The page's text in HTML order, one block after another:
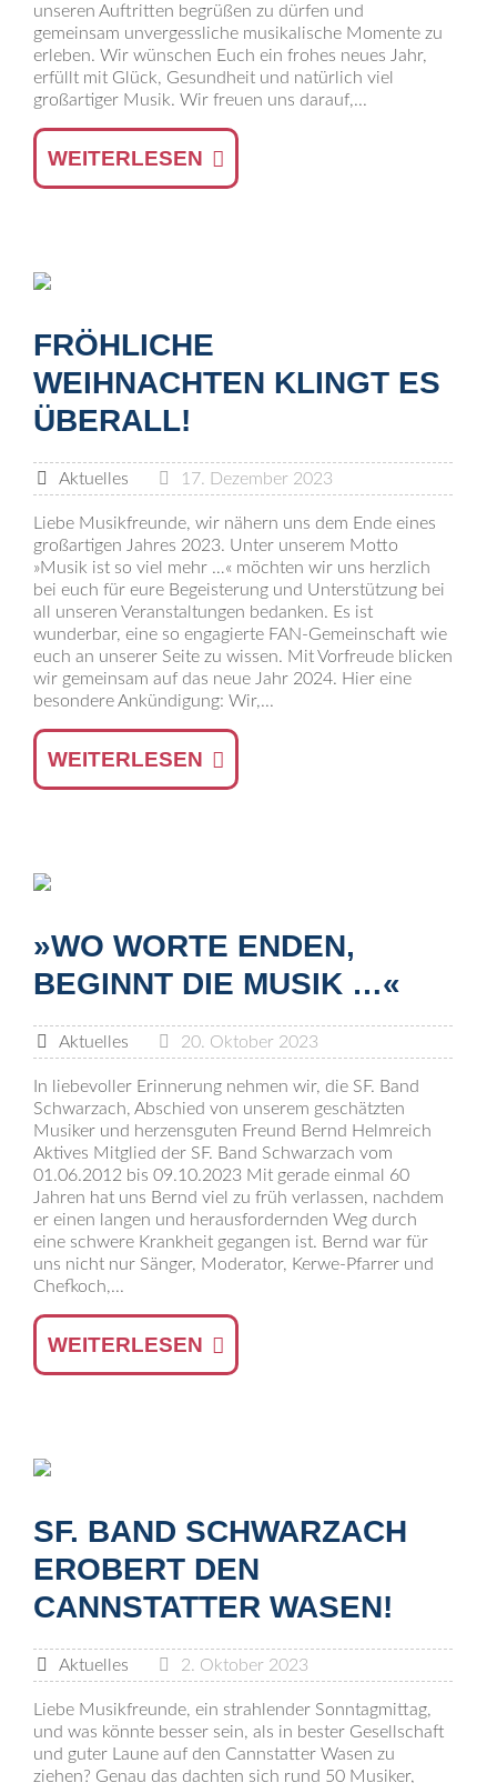
unseren Auftritten begrüßen zu dürfen und
gemeinsam unvergessliche musikalische Momente zu
erleben. Wir wünschen Euch ein frohes neues Jahr,
erfüllt mit Glück, Gesundheit und natürlich viel
großartiger Musik. Wir freuen uns darauf,...
WEITERLESEN
FRÖHLICHE
WEIHNACHTEN KLINGT ES
ÜBERALL!
Aktuelles 17. Dezember 2023
Liebe Musikfreunde, wir nähern uns dem Ende eines
großartigen Jahres 2023. Unter unserem Motto
»Musik ist so viel mehr …« möchten wir uns herzlich
bei euch für eure Begeisterung und Unterstützung bei
all unseren Veranstaltungen bedanken. Es ist
wunderbar, eine so engagierte FAN-Gemeinschaft wie
euch an unserer Seite zu wissen. Mit Vorfreude blicken
wir gemeinsam auf das neue Jahr 2024. Hier eine
besondere Ankündigung: Wir,...
WEITERLESEN
»WO WORTE ENDEN,
BEGINNT DIE MUSIK …«
Aktuelles 20. Oktober 2023
In liebevoller Erinnerung nehmen wir, die SF. Band
Schwarzach, Abschied von unserem geschätzten
Musiker und herzensguten Freund Bernd Helmreich
Aktives Mitglied der SF. Band Schwarzach vom
01.06.2012 bis 09.10.2023 Mit gerade einmal 60
Jahren hat uns Bernd viel zu früh verlassen, nachdem
er einen langen und herausfordernden Weg durch
eine schwere Krankheit gegangen ist. Bernd war für
uns nicht nur Sänger, Moderator, Kerwe-Pfarrer und
Chefkoch,...
WEITERLESEN
SF. BAND SCHWARZACH
EROBERT DEN
CANNSTATTER WASEN!
Aktuelles 2. Oktober 2023
Liebe Musikfreunde, ein strahlender Sonntagmittag,
und was könnte besser sein, als in bester Gesellschaft
und guter Laune auf den Cannstatter Wasen zu
ziehen? Genau das dachten sich rund 50 Musiker,